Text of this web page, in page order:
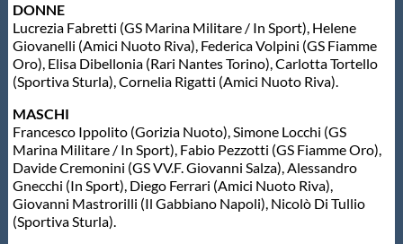
Contatti
Mappa del sito
DONNE
Lucrezia Fabretti (GS Marina Militare / In Sport), Helene
Giovanelli (Amici Nuoto Riva), Federica Volpini (GS Fiamme
Oro), Elisa Dibellonia (Rari Nantes Torino), Carlotta Tortello
(Sportiva Sturla), Cornelia Rigatti (Amici Nuoto Riva).
MASCHI
Francesco Ippolito (Gorizia Nuoto), Simone Locchi (GS
Marina Militare / In Sport), Fabio Pezzotti (GS Fiamme Oro),
Davide Cremonini (GS VV.F. Giovanni Salza), Alessandro
Gnecchi (In Sport), Diego Ferrari (Amici Nuoto Riva),
Giovanni Mastrorilli (Il Gabbiano Napoli), Nicolò Di Tullio
(Sportiva Sturla).